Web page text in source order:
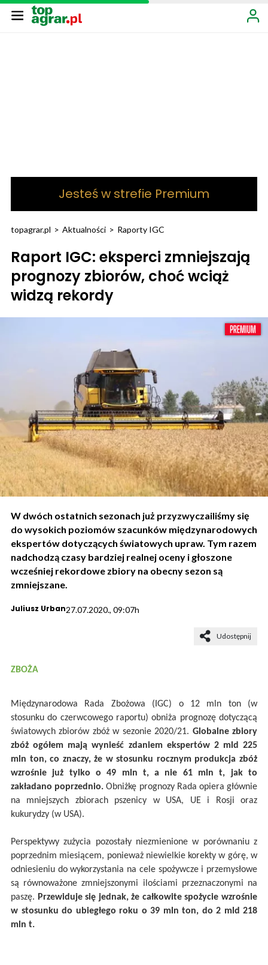
Jesteś w strefie Premium
topagrar.pl > Aktualności > Raporty IGC
Raport IGC: eksperci zmniejszają
prognozy zbiorów, choć wciąż
widzą rekordy
W dwóch ostatnich sezonach już przyzwyczailiśmy się
do wysokich poziomów szacunków międzynarodowych
ekspertów dotyczących światowych upraw. Tym razem
nadchodzą czasy bardziej realnej oceny i głoszone
wcześniej rekordowe zbiory na obecny sezon są
zmniejszane.
Juliusz Urban27.07.2020., 09:07h
Udostępnij
ZBOŻA
Międzynarodowa Rada Zbożowa (IGC) o 12 mln ton (w
stosunku do czerwcowego raportu) obniża prognozę dotyczącą
światowych zbiorów zbóż w sezonie 2020/21. Globalne zbiory
zbóż ogółem mają wynieść zdaniem ekspertów 2 mld 225
mln ton, co znaczy, że w stosunku rocznym produkcja zbóż
wzrośnie już tylko o 49 mln t, a nie 61 mln t, jak to
zakładano poprzednio.Obniżkę prognozy Rada opiera głównie
na mniejszych zbiorach pszenicy w USA, UE i Rosji oraz
kukurydzy (w USA).
Perspektywy zużycia pozostały niezmienione w porównaniu z
poprzednim miesiącem, ponieważ niewielkie korekty w górę, w
odniesieniu do wykorzystania na cele spożywcze i przemysłowe
są równoważone zmniejszonymi ilościami przeznaczonymi na
paszę. Przewiduje się jednak, że całkowite spożycie wzrośnie
w stosunku do ubiegłego roku o 39 mln ton, do 2 mld 218
mln t.